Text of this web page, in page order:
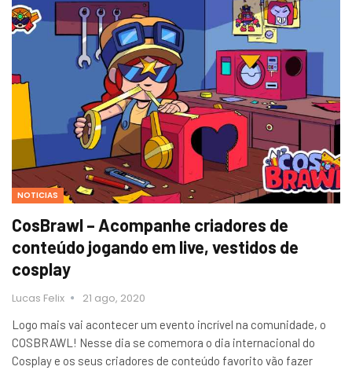
NOTICIAS
CosBrawl – Acompanhe criadores de
conteúdo jogando em live, vestidos de
cosplay
Lucas Felix 21 ago, 2020
Logo mais vai acontecer um evento incrível na comunidade, o
COSBRAWL! Nesse dia se comemora o dia internacional do
Cosplay e os seus criadores de conteúdo favorito vão fazer